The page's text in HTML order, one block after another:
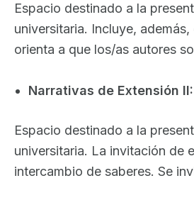
Espacio destinado a la
universitaria. Incluye,
orienta a que los/as autores
Narrativas de Extensión
Espacio destinado a la
universitaria. La invitación de
intercambio de saberes. Se